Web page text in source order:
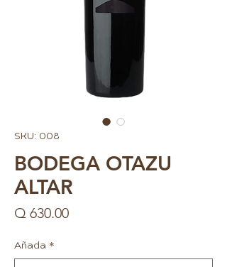
SKU: 008
BODEGA OTAZU
ALTAR
Q 630.00Precio
Añada *